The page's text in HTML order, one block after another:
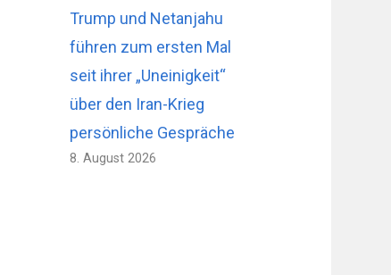
Trump und Netanjahu
führen zum ersten Mal
seit ihrer „Uneinigkeit“
über den Iran-Krieg
persönliche Gespräche
8. August 2026